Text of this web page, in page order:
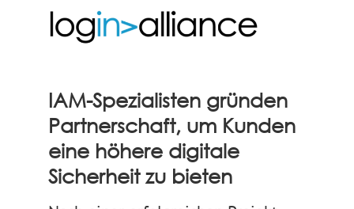
IAM-Spezialisten gründen
Partnerschaft, um Kunden
eine höhere digitale
Sicherheit zu bieten